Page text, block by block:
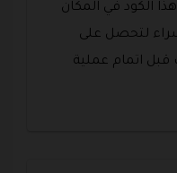
الكود في المكان
لتحصل على
اتمام عملية